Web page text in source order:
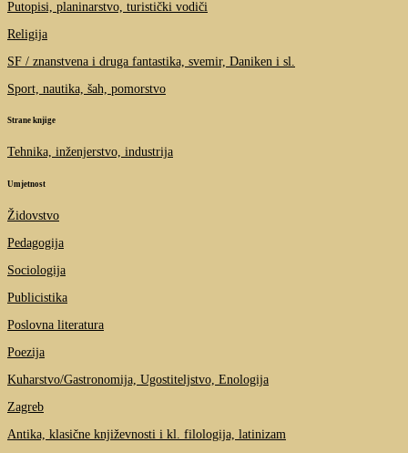
Putopisi, planinarstvo, turistički vodiči
Religija
SF / znanstvena i druga fantastika, svemir, Daniken i sl.
Sport, nautika, šah, pomorstvo
Strane knjige
Tehnika, inženjerstvo, industrija
Umjetnost
Židovstvo
Pedagogija
Sociologija
Publicistika
Poslovna literatura
Poezija
Kuharstvo/Gastronomija, Ugostiteljstvo, Enologija
Zagreb
Antika, klasične književnosti i kl. filologija, latinizam